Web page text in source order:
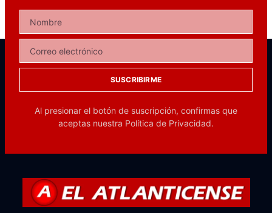
SUSCRIBIRME
Al presionar el botón de suscripción, confirmas que
aceptas nuestra Política de Privacidad.